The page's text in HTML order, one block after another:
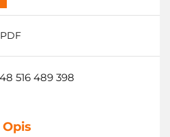
516 489 398
Opis